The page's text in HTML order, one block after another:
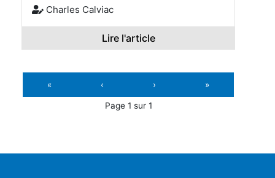
Charles Calviac
Lire l'article
« ‹ › »
Page 1 sur 1